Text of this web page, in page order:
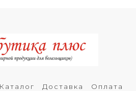
Каталог Доставка
Оплата